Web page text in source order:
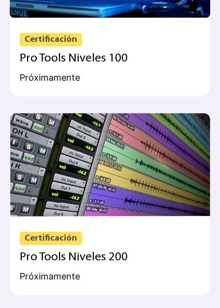
Certificación
Pro Tools Niveles 100
Próximamente
Certificación
Pro Tools Niveles 200
Próximamente